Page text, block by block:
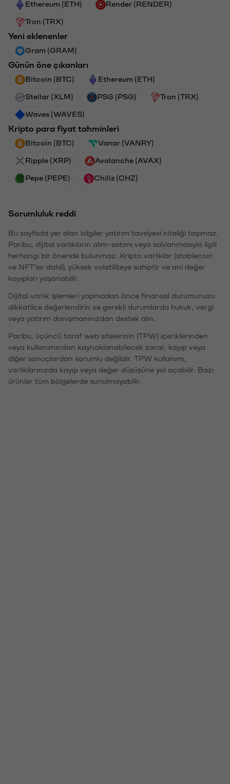
Ethereum (ETH) Render (RENDER)
Tron (TRX)
Yeni eklenenler
Gram (GRAM)
Günün öne çıkanları
Bitcoin (BTC) Ethereum (ETH)
Stellar (XLM) PSG (PSG) Tron (TRX)
Waves (WAVES)
Kripto para fiyat tahminleri
Bitcoin (BTC) Vanar (VANRY)
Ripple (XRP) Avalanche (AVAX)
Pepe (PEPE) Chiliz (CHZ)
Sorumluluk reddi
Bu sayfada yer alan bilgiler yatırım tavsiyesi niteliği taşımaz.
Paribu, dijital varlıkların alım-satımı veya saklanmasıyla ilgili
herhangi bir öneride bulunmaz. Kripto varlıklar (stablecoin
ve NFT'ler dahil), yüksek volatiliteye sahiptir ve ani değer
kayıpları yaşanabilir.
Dijital varlık işlemleri yapmadan önce finansal durumunuzu
dikkatlice değerlendirin ve gerekli durumlarda hukuk, vergi
veya yatırım danışmanınızdan destek alın.
Paribu, üçüncü taraf web sitelerinin (TPW) içeriklerinden
veya kullanımından kaynaklanabilecek zarar, kayıp veya
diğer sonuçlardan sorumlu değildir. TPW kullanımı,
varlıklarınızda kayıp veya değer düşüşüne yol açabilir. Bazı
ürünler tüm bölgelerde sunulmayabilir.